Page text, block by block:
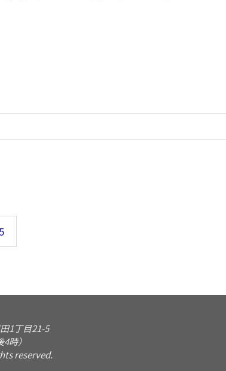
5
1丁目21-5
時）
reserved.